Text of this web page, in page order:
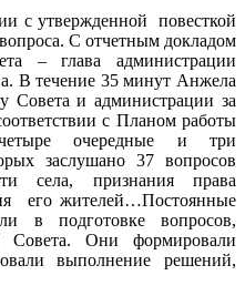
с утвержденной повесткой
С отчетным докладом
– глава администрации
В течение 35 минут Анжела
Совета и администрации за
с Планом работы
очередные и три
заслушано 37 вопросов
села, признания права
его жителей…Постоянные
в подготовке вопросов,
Совета. Они формировали
выполнение решений,